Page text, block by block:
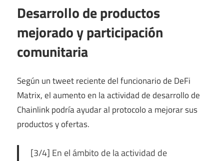
Desarrollo de productos
mejorado y participación
comunitaria
Según un tweet reciente del funcionario de DeFi
Matrix, el aumento en la actividad de desarrollo de
Chainlink podría ayudar al protocolo a mejorar sus
productos y ofertas.
[3/4] En el ámbito de la actividad de